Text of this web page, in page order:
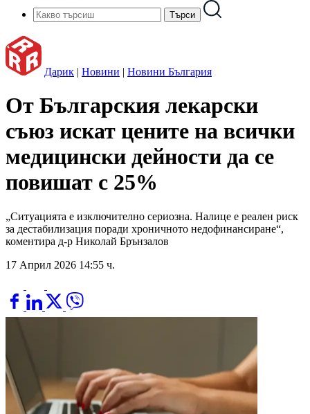
Дарик | Новини | Новини България
От Българския лекарски
съюз искат цените на всички
медицински дейности да се
повишат с 25%
„Ситуацията е изключително сериозна. Налице е реален риск
за дестабилизация поради хроничното недофинансиране“,
коментира д-р Николай Брънзалов
17 Април 2026 14:55 ч.